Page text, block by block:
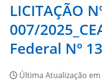
LICITAÇÃO
007/
Federal Nº
Última Atualização em